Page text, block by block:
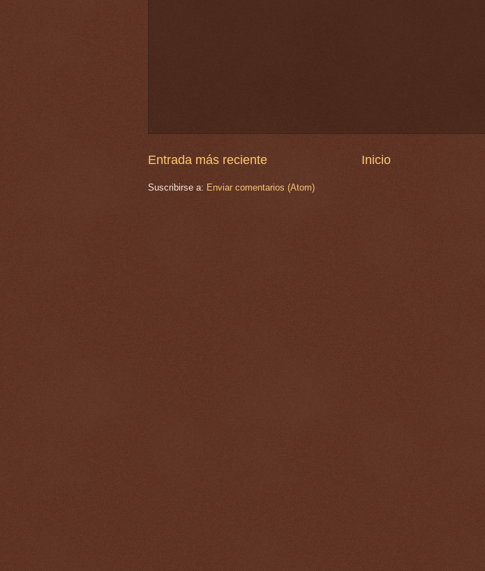
Entrada más reciente Inicio
Suscribirse a: Enviar comentarios (Atom)